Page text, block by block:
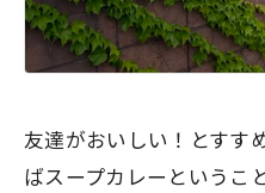
友達がおいしい！とすす
ばスープカレーということ